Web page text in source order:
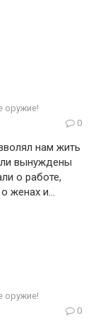
оружие!
0
нам жить
вынуждены
о работе,
женах и…
оружие!
0